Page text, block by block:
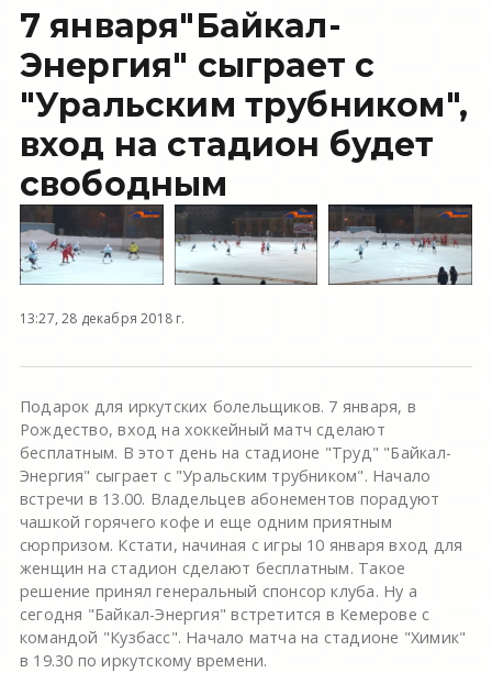
7 января"Байкал-
Энергия" сыграет с
"Уральским трубником",
вход на стадион будет
свободным
13:27, 28 декабря 2018 г.
Подарок для иркутских болельщиков. 7 января, в
Рождество, вход на хоккейный матч сделают
бесплатным. В этот день на стадионе "Труд" "Байкал-
Энергия" сыграет с "Уральским трубником". Начало
встречи в 13.00. Владельцев абонементов порадуют
чашкой горячего кофе и еще одним приятным
сюрпризом. Кстати, начиная с игры 10 января вход для
женщин на стадион сделают бесплатным. Такое
решение принял генеральный спонсор клуба. Ну а
сегодня "Байкал-Энергия" встретится в Кемерове с
командой "Кузбасс". Начало матча на стадионе "Химик"
в 19.30 по иркутскому времени.